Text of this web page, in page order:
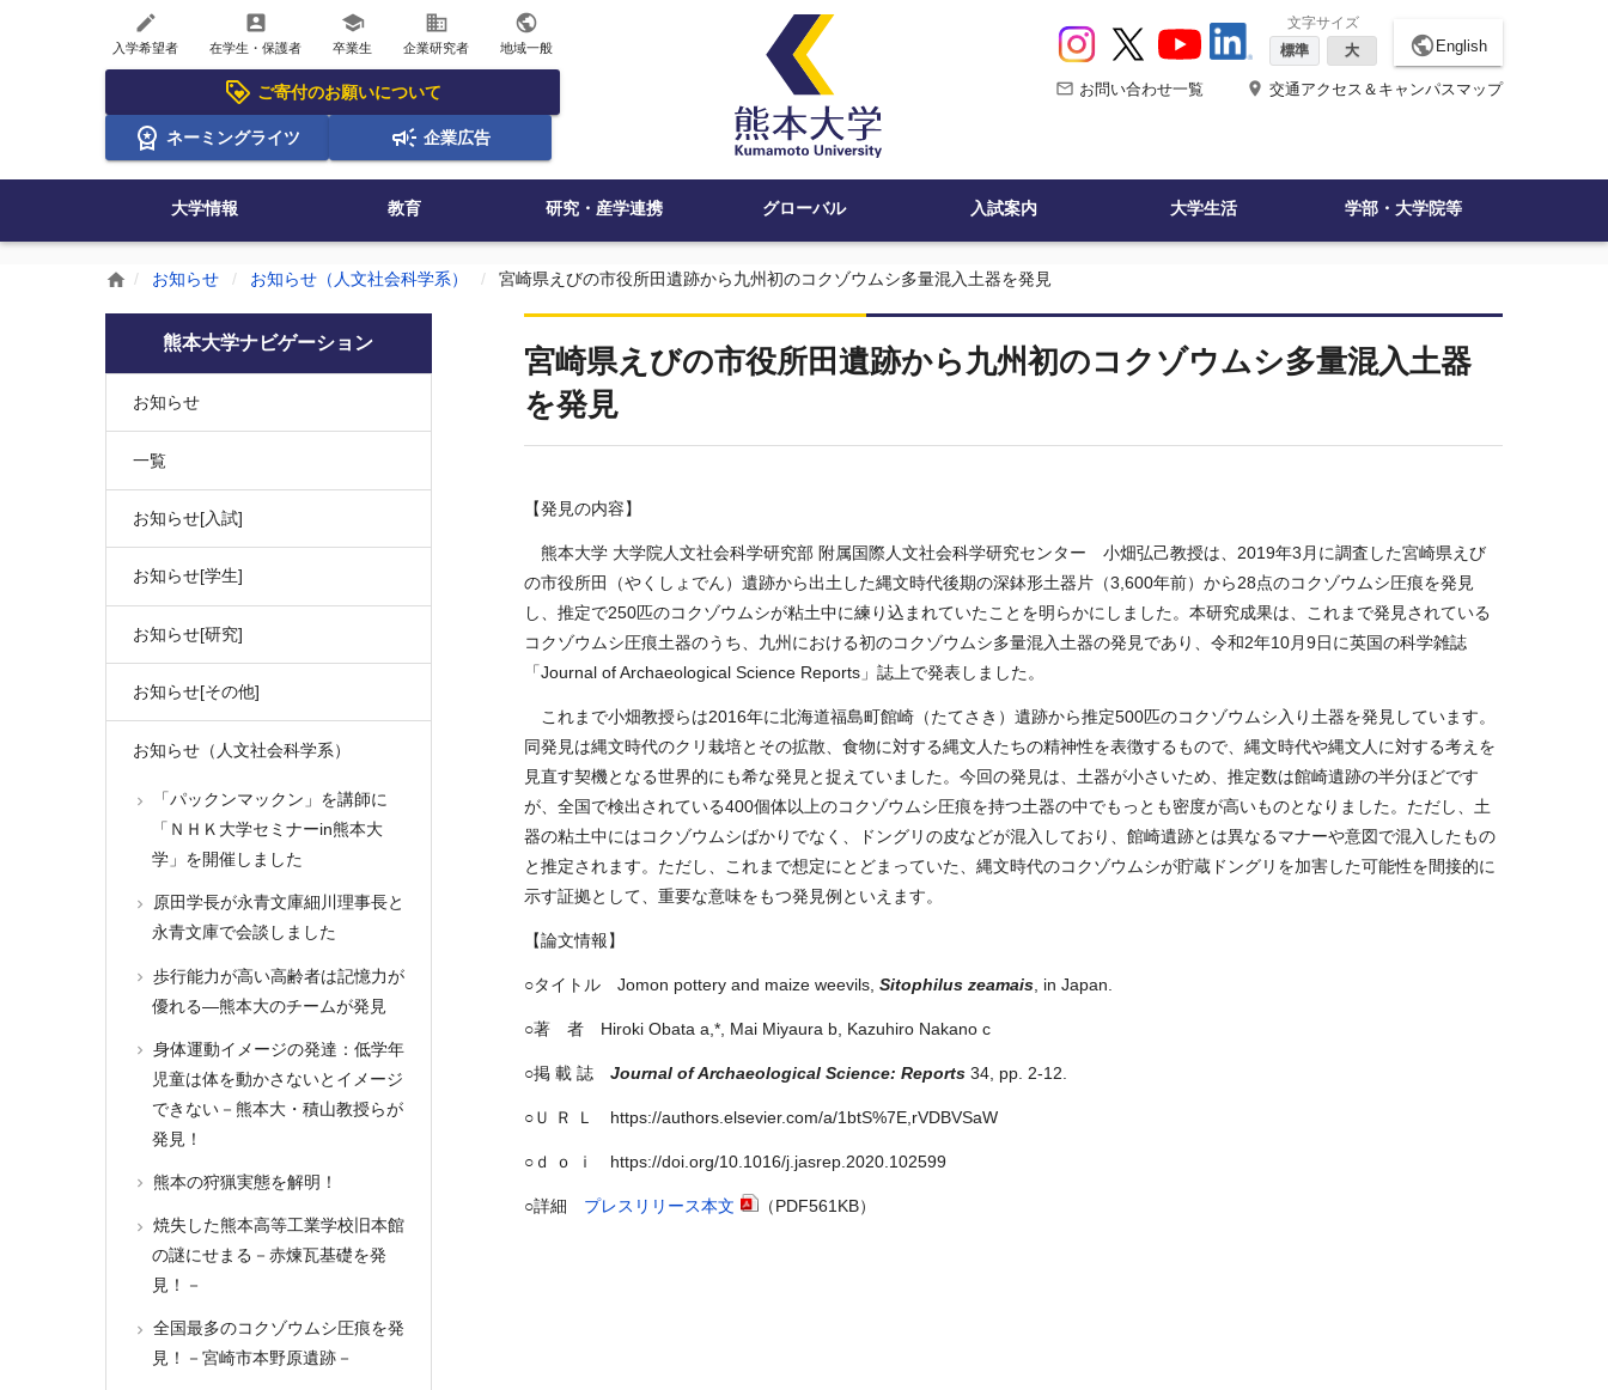
create
入学希望者
account_box
在学生・保護者
school
卒業生
business
企業研究者
public
地域一般
ご寄付のお願いについて
ネーミングライツ 企業広告
文字サイズ
標準
大 public English
mail_outline お問い合わせ一覧 place 交通アクセス＆キャンパスマップ
大学情報 教育 研究・産学連携 グローバル 入試案内 大学生活 学部・大学院等
home お知らせ お知らせ（人文社会科学系） 宮崎県えびの市役所田遺跡から九州初のコクゾウムシ多量混入土器を発見
宮崎県えびの市役所田遺跡から九州初のコクゾウムシ多量混入土器
を発見
【発見の内容】
熊本大学 大学院人文社会科学研究部 附属国際人文社会科学研究センター 小畑弘己教授は、 2019年3 月に調査した宮崎県えび
の市役所田（やくしょでん）遺跡から出土した縄文時代後期の深鉢形土器片（3,600年前）から28点のコクゾウムシ圧痕を発見
し、推定で250匹のコクゾウムシが粘土中に練り込まれていたことを明らかにしました。本研究成果は、これまで発見されている
コクゾウムシ圧痕土器のうち、九州における初のコクゾウムシ多量混入土器の発見であり、令和2年10月9日に英国の科学雑誌
「Journal of Archaeological Science Reports 」誌上で発表しました。
これまで小畑教授らは2016年に北海道福島町館崎（たてさき）遺跡から推定500匹のコクゾウムシ入り土器を発見しています。
同発見は縄文時代のクリ栽培とその拡散、食物に対する縄文人たちの精神性を表徴するもので、縄文時代や縄文人に対する考えを
見直す契機となる世界的にも希な発見と捉えていました。今回の発見は、土器が小さいため、推定数は館崎遺跡の半分ほどです
が、全国で検出されている400個体以上のコクゾウムシ圧痕を持つ土器の中でもっとも密度が高いものとなりました。ただし、土
器の粘土中にはコクゾウムシばかりでなく、ドングリの皮などが混入しており、館崎遺跡とは異なるマナーや意図で混入したもの
と推定されます。ただし、これまで想定にとどまっていた、縄文時代のコクゾウムシが貯蔵ドングリを加害した可能性を間接的に
示す証拠として、重要な意味をもつ発見例といえます。
【論文情報】
○タイトルJomon pottery and maize weevils,Sitophilus zeamais , in Japan
○著 者 Hiroki Obata a,*, Mai Miyaura b, Kazuhiro Nakano c
○掲 載 誌Journal of Archaeological Science: Reports 34, pp. 2-12.
○Ｕ Ｒ Ｌ https://authors.elsevier.com/a/1btS%7E,rVDBVSaW
○ｄ ｏ ｉ https://doi.org/10.1016/j.jasrep.2020.102599
○詳細 プレスリリース本文 （PDF561KB）
熊本大学ナビゲーション
お知らせ
一覧
お知らせ[入試]
お知らせ[学生]
お知らせ[研究]
お知らせ[その他]
お知らせ（人文社会科学系）
「パックンマックン」を講師に
「ＮＨＫ大学セミナーin熊本大
学」を開催しました
原田学長が永青文庫細川理事長と
永青文庫で会談しました
歩行能力が高い高齢者は記憶力が
優れる―熊本大のチームが発見
身体運動イメージの発達：低学年
児童は体を動かさないとイメージ
できない－熊本大・積山教授らが
発見！
熊本の狩猟実態を解明！
焼失した熊本高等工業学校旧本館
の謎にせまる－赤煉瓦基礎を発
見！－
全国最多のコクゾウムシ圧痕を発
見！－宮崎市本野原遺跡－